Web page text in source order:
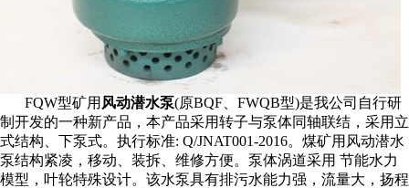
FQW型矿用 风动潜水泵(原BQF、FWQB型)是我公司自行研
制开发的一种新产品，本产品采用转子与泵体同轴联结，采用立
式结构、下泵式。执行标准: Q/JNAT001-2016。煤矿用风动潜水
泵结构紧凌，移动、装拆、维修方便。泵体涡道采用 节能水力
模型，叶轮特殊设计。该水泵具有排污水能力强，流量大，扬程